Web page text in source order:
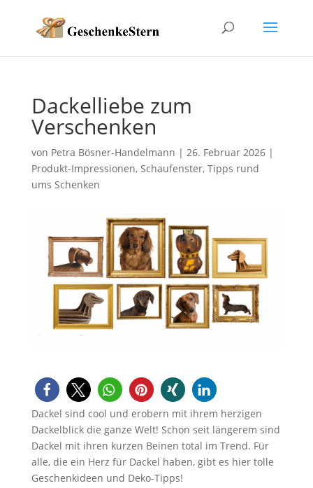
Dackelliebe zum
Verschenken
von Petra Bösner-Handelmann | 26. Februar 2026|
Produkt-Impressionen, Schaufenster, Tipps rund
ums Schenken
Dackel sind cool und erobern mit ihrem herzigen
Dackelblick die ganze Welt! Schon seit längerem sind
Dackel mit ihren kurzen Beinen total im Trend. Für
alle, die ein Herz für Dackel haben, gibt es hier tolle
Geschenkideen und Deko-Tipps!